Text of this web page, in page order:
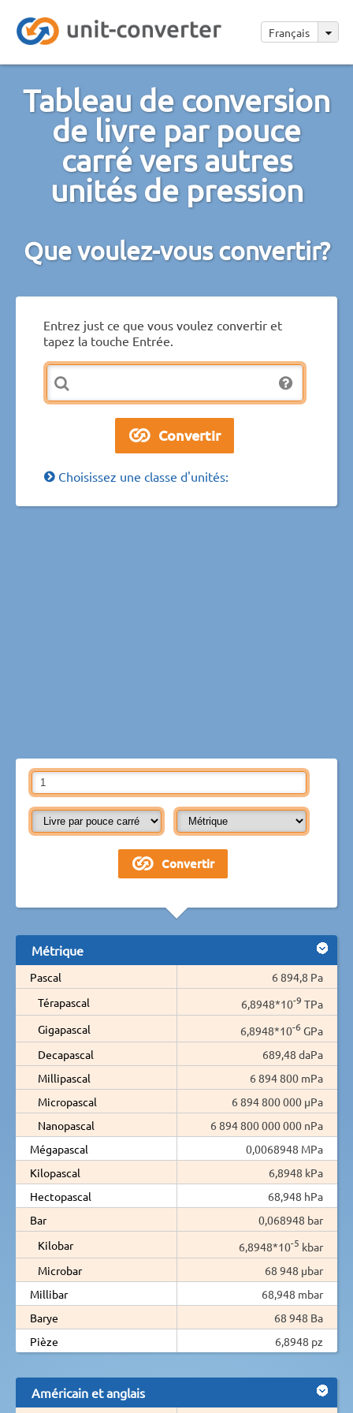
Français
Tableau de conversion
de livre par pouce
carré vers autres
unités de pression
Que voulez-vous convertir?
Entrez just ce que vous voulez convertir et
tapez la touche Entrée.
Choisissez une classe d'unités:
Métrique
Pascal
6 894,8 Pa
Térapascal
6,8948*10-9 TPa
Gigapascal
6,8948*10-6 GPa
Decapascal
689,48 daPa
Millipascal
6 894 800 mPa
Micropascal
6 894 800 000 µPa
Nanopascal
6 894 800 000 000 nPa
Mégapascal
0,0068948 MPa
Kilopascal
6,8948 kPa
Hectopascal
68,948 hPa
Bar
0,068948 bar
Kilobar
6,8948*10-5 kbar
Microbar
68 948 µbar
Millibar
68,948 mbar
Barye
68 948 Ba
Pièze
6,8948 pz
Américain et anglais